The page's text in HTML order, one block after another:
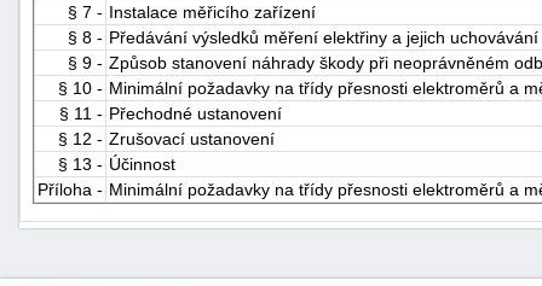
§ 7 - Instalace měřicího zařízení
§ 8 - Předávání výsledků měření elektřiny a jejich uchovávání
§ 9 - Způsob stanovení náhrady škody při neoprávněném
§ 10 - Minimální požadavky na třídy přesnosti elektroměrů a
§ 11 - Přechodné ustanovení
§ 12 - Zrušovací ustanovení
§ 13 - Účinnost
Příloha - Minimální požadavky na třídy přesnosti elektroměrů a